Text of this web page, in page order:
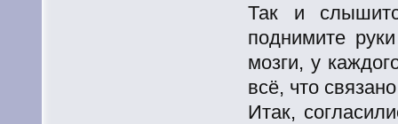
Так и
поднимите
мозги, у
всё, что
Итак,